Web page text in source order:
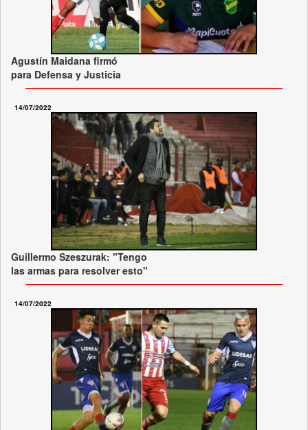
Agustín Maidana firmó
para Defensa y Justicia
14/07/2022
Guillermo Szeszurak: "Tengo
las armas para resolver esto"
14/07/2022